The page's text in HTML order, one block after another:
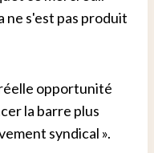
ne s'est pas produit
opportunité
la barre plus
syndical ».